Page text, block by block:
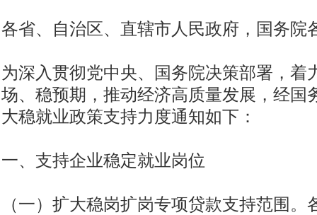
各省、自治区、直辖市人民政府，国务院
为深入贯彻党中央、国务院决策部署，着
场、稳预期，推动经济高质量发展，经国
大稳就业政策支持力度通知如下：
一、支持企业稳定就业岗位
（一）扩大稳岗扩岗专项贷款支持范围